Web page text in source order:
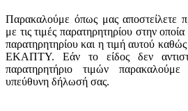
Παρακαλούμε όπως μας αποστείλετε
με τις τιμές παρατηρητηρίου στην
παρατηρητηρίου και η τιμή αυτού
ΕΚΑΠΤΥ. Εάν το είδος δεν
παρατηρητήριο τιμών
υπεύθυνη δήλωσή σας.